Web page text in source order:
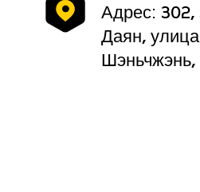
Адрес:
Даян,
Шэньчжэнь,